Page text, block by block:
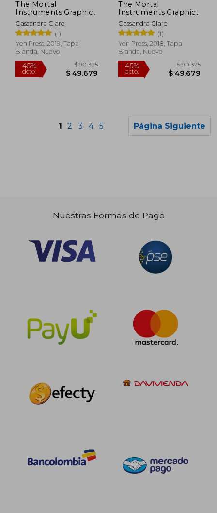
The Mortal
Instruments Graphic
Novel, Vol. 3 (en
Inglés)
Cassandra Clare
(1)
Yen Press, 2019, Tapa
Blanda, Nuevo
The Mortal
Instruments Graphic
Novel, Vol. 2 (The
Mortal Instruments:
The Graphic Novel)
(en Inglés)
Cassandra Clare
(1)
Yen Press, 2018, Tapa
Blanda, Nuevo
1 2 3 4 5 Página Siguiente
Nuestras Formas de Pago